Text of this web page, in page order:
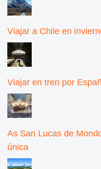
Viajar a Chile en
Viajar en tren por
As San Lucas de
única